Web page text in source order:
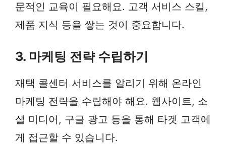
문적인 교육이 필요해요. 고객 서비스 스킬,
제품 지식 등을 쌓는 것이 중요합니다.
3. 마케팅 전략 수립하기
재택 콜센터 서비스를 알리기 위해 온라인
마케팅 전략을 수립해야 해요. 웹사이트, 소
셜 미디어, 구글 광고 등을 통해 타겟 고객에
게 접근할 수 있습니다.